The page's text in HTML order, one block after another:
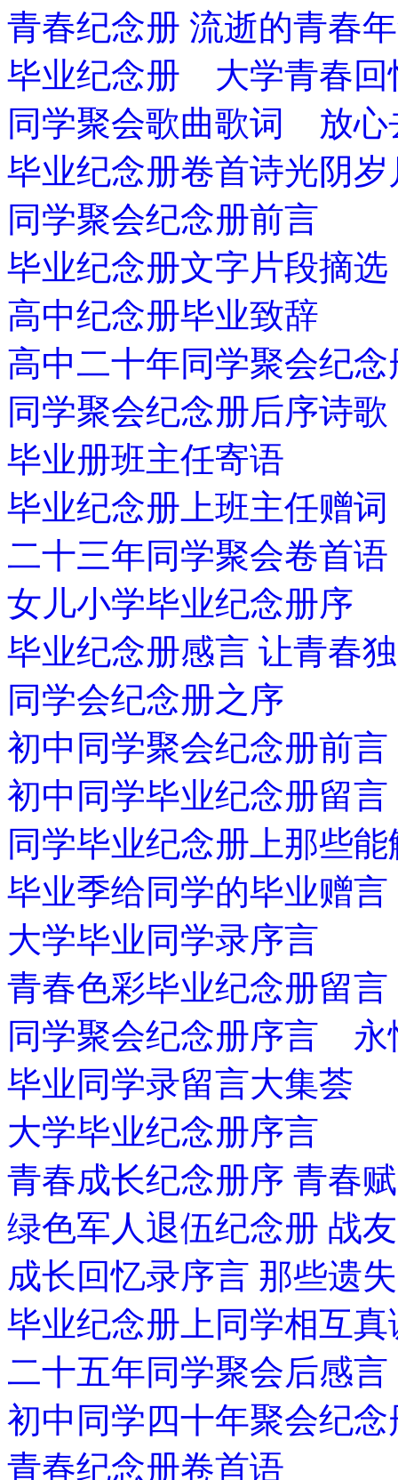
青春纪念册 流逝的青春
毕业纪念册 大学青春回
同学聚会歌曲歌词 放心
毕业纪念册卷首诗光阴岁
同学聚会纪念册前言
毕业纪念册文字片段摘选
高中纪念册毕业致辞
高中二十年同学聚会纪念
同学聚会纪念册后序诗歌
毕业册班主任寄语
毕业纪念册上班主任赠词
二十三年同学聚会卷首语
女儿小学毕业纪念册序
毕业纪念册感言 让青春
同学会纪念册之序
初中同学聚会纪念册前言
初中同学毕业纪念册留言
同学毕业纪念册上那些
毕业季给同学的毕业赠言
大学毕业同学录序言
青春色彩毕业纪念册留言
同学聚会纪念册序言 永
毕业同学录留言大集荟
大学毕业纪念册序言
青春成长纪念册序 青春赋
绿色军人退伍纪念册 战
成长回忆录序言 那些遗
毕业纪念册上同学相互真
二十五年同学聚会后感言
初中同学四十年聚会纪
青春纪念册卷首语